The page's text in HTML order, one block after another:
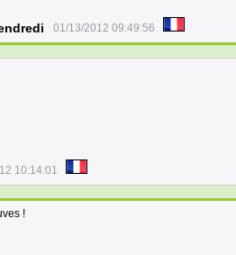
01/13/2012 09:49:56
10:14:01
!